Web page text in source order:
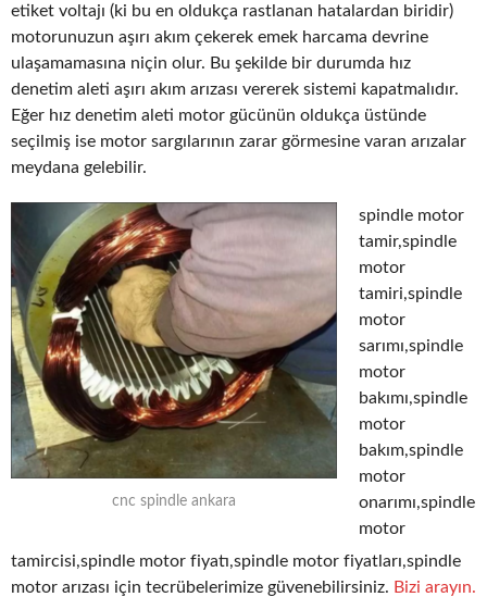
etiket voltajı (ki bu en oldukça rastlanan hatalardan biridir)
motorunuzun aşırı akım çekerek emek harcama devrine
ulaşamamasına niçin olur. Bu şekilde bir durumda hız
denetim aleti aşırı akım arızası vererek sistemi kapatmalıdır.
Eğer hız denetim aleti motor gücünün oldukça üstünde
seçilmiş ise motor sargılarının zarar görmesine varan arızalar
meydana gelebilir.
cnc spindle ankara
spindle motor
tamir,spindle
motor
tamiri,spindle
motor
sarımı,spindle
motor
bakımı,spindle
motor
bakım,spindle
motor
onarımı,spindle
motor
tamircisi,spindle motor fiyatı,spindle motor fiyatları,spindle
motor arızası için tecrübelerimize güvenebilirsiniz. Bizi arayın.